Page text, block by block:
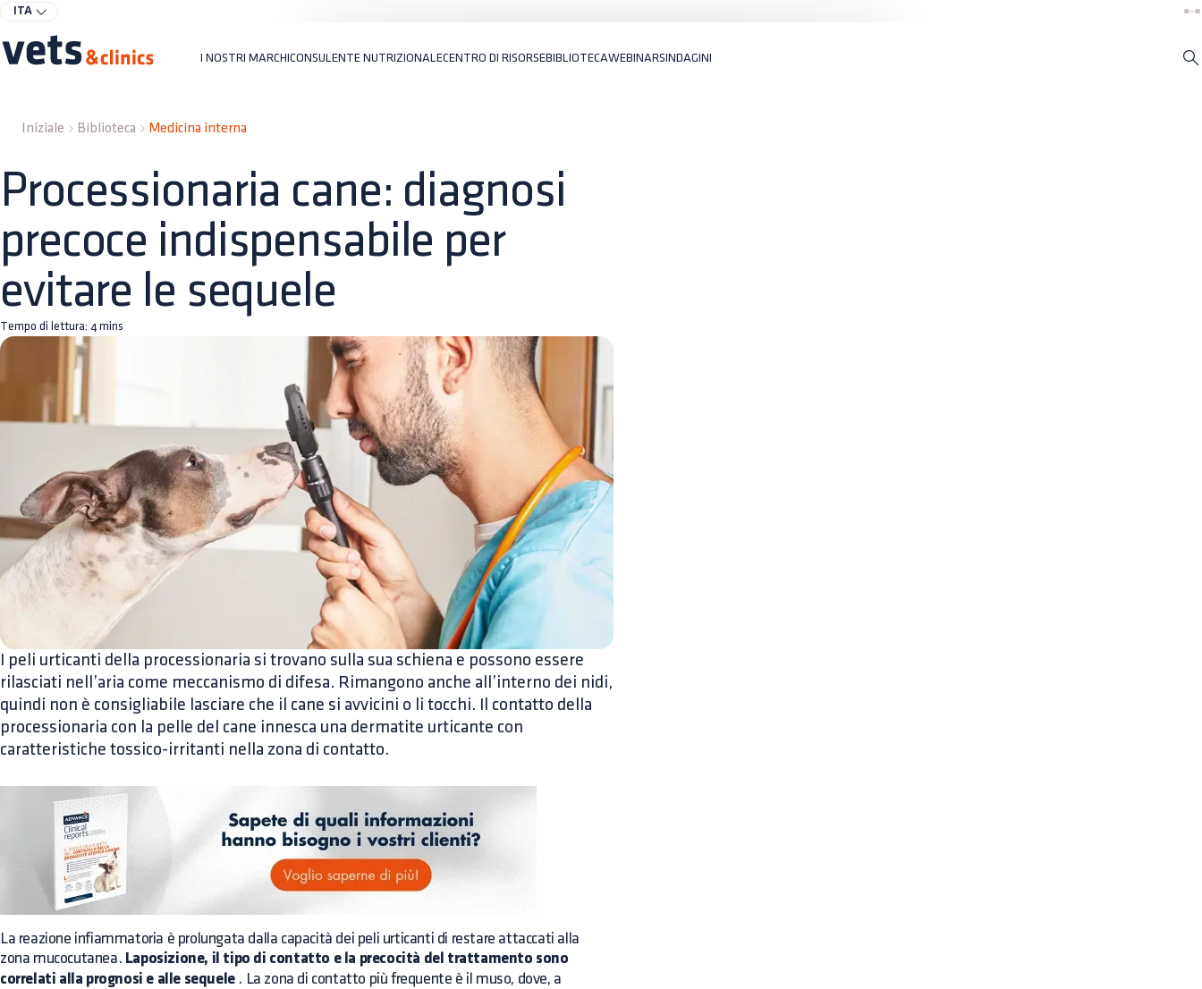
ITA
I NOSTRI MARCHICONSULENTE NUTRIZIONALECENTRO DI RISORSEBIBLIOTECAWEBINARSINDAGINI
Iniziale Biblioteca Medicina interna
Processionaria cane: diagnosi
precoce indispensabile per
evitare le sequele
Tempo di lettura: 4 mins
I peli urticanti della processionaria si trovano sulla sua schiena e possono essere
rilasciati nell’aria come meccanismo di difesa. Rimangono anche all’interno dei nidi,
quindi non è consigliabile lasciare che il cane si avvicini o li tocchi. Il contatto della
processionaria con la pelle del cane innesca una dermatite urticante con
caratteristiche tossico-irritanti nella zona di contatto.
La reazione infiammatoria è prolungata dalla capacità dei peli urticanti di restare attaccati alla
zona mucocutanea. Laposizione, il tipo di contatto e la precocità del trattamento sono
correlati alla prognosi e alle sequele. La zona di contatto più frequente è il muso, dove, a